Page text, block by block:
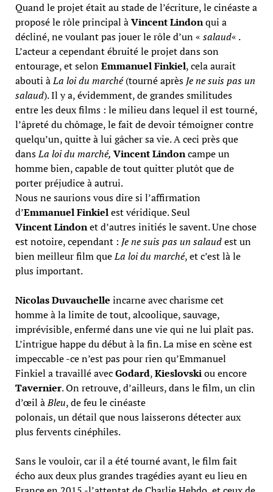
Quand le projet était au stade de l’écriture, le cinéaste a
proposé le rôle principal àVincent Lindonqui a
décliné, ne voulant pas jouer le rôle d’un « salaud« .
L’acteur a cependant ébruité le projet dans son
entourage, et selonEmmanuel Finkiel, cela aurait
abouti àLa loi du marché(tourné après Je ne suis pas un
salaud). Il y a, évidemment, de grandes smilitudes
entre les deux films : le milieu dans lequel il est tourné,
l’âpreté du chômage, le fait de devoir témoigner contre
quelqu’un, quitte à lui gâcher sa vie. A ceci près que
dansLa loi du marché, Vincent Lindoncampe un
homme bien, capable de tout quitter plutôt que de
porter préjudice à autrui.
Nous ne saurions vous dire si l’affirmation
d’Emmanuel Finkielest véridique. Seul
Vincent Lindonet d’autres initiés le savent. Une chose
est notoire, cependant : Je ne suis pas un salaudest un
bien meilleur film queLa loi du marché, et c’est là le
plus important.
Nicolas Duvauchelle incarne avec charisme cet
homme à la limite de tout, alcoolique, sauvage,
imprévisible, enfermé dans une vie qui ne lui plaît pas.
L’intrigue happe du début à la fin. La mise en scène est
impeccable -ce n’est pas pour rien qu’Emmanuel
Finkiel a travaillé avecGodard,Kieslovskiou encore
Tavernier. On retrouve, d’ailleurs, dans le film, un clin
d’œil àBleu, de feu le cinéaste
polonais, un détail que nous laisserons détecter aux
plus fervents cinéphiles.
Sans le vouloir, car il a été tourné avant, le film fait
écho aux deux plus grandes tragédies ayant eu lieu en